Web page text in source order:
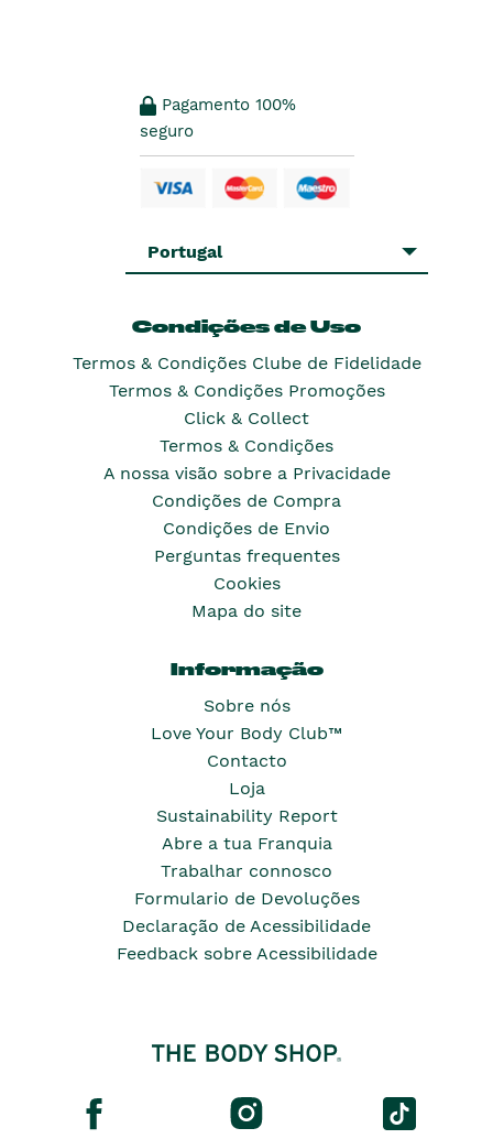
Pagamento 100%
seguro
Portugal
Condições de Uso
Termos & Condições Clube de Fidelidade
Termos & Condições Promoções
Click & Collect
Termos & Condições
A nossa visão sobre a Privacidade
Condições de Compra
Condições de Envio
Perguntas frequentes
Cookies
Mapa do site
Informação
Sobre nós
Love Your Body Club™
Contacto
Loja
Sustainability Report
Abre a tua Franquia
Trabalhar connosco
Formulario de Devoluções
Declaração de Acessibilidade
Feedback sobre Acessibilidade